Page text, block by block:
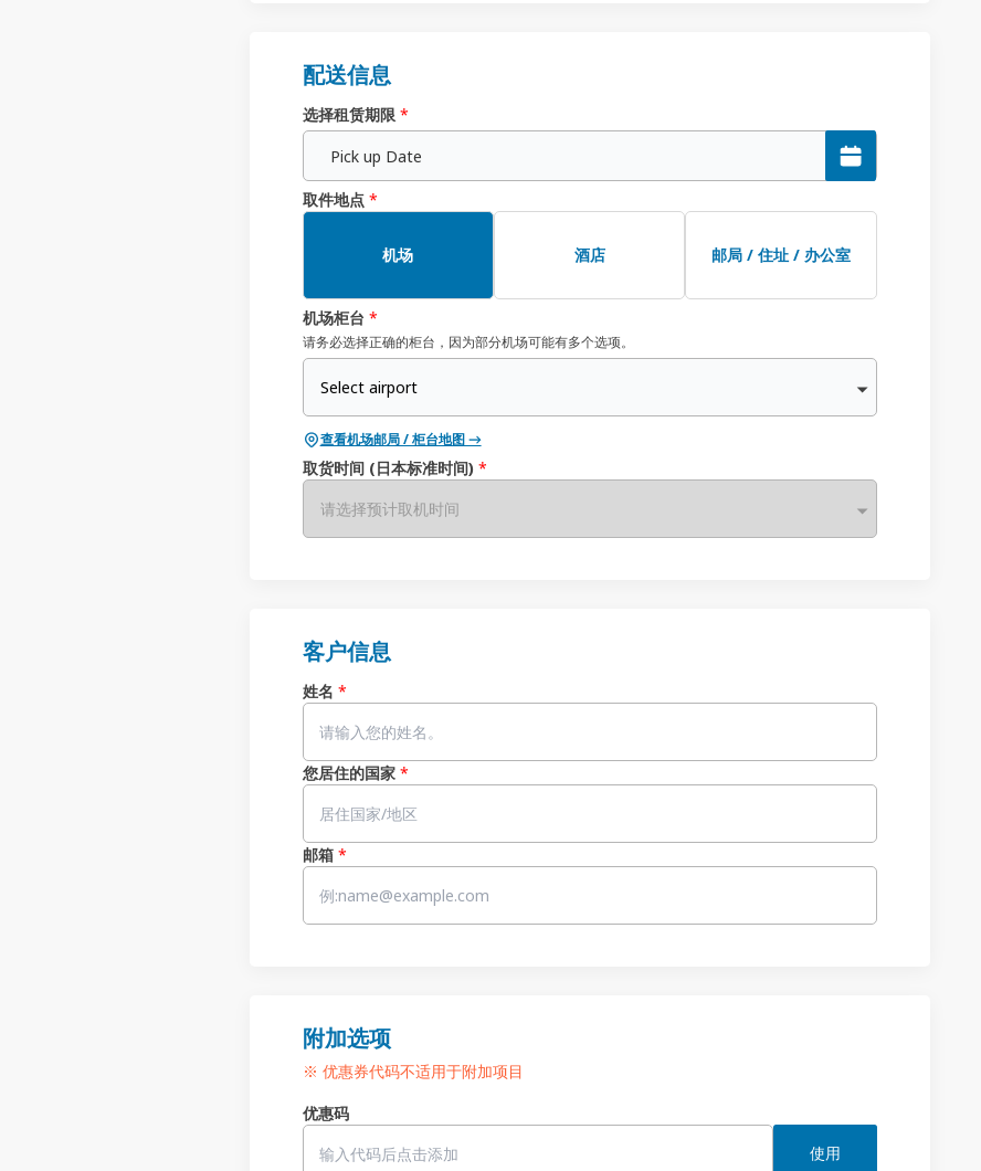
配送信息
选择租赁期限 *
Pick up Date
取件地点 *
机场 酒店 邮局 / 住址 / 办公室
机场柜台 *
请务必选择正确的柜台，因为部分机场可能有多个选项。
Select airport
查看机场邮局 / 柜台地图 →
取货时间 (日本标准时间) *
请选择预计取机时间
客户信息
姓名 *
您居住的国家 *
邮箱 *
附加选项
※ 优惠券代码不适用于附加项目
优惠码
使用